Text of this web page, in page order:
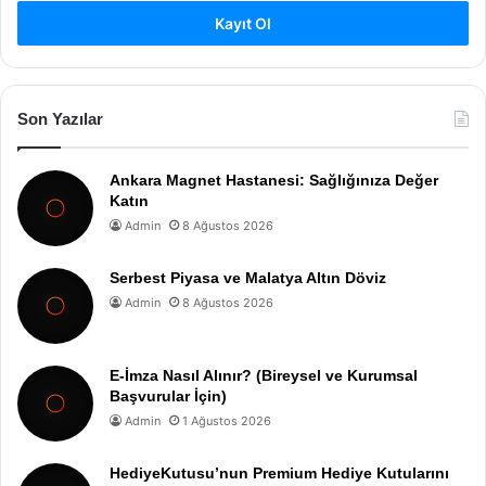
Kayıt Ol
Son Yazılar
Ankara Magnet Hastanesi: Sağlığınıza Değer
Katın
Admin 8 Ağustos 2026
Serbest Piyasa ve Malatya Altın Döviz
Admin 8 Ağustos 2026
E-İmza Nasıl Alınır? (Bireysel ve Kurumsal
Başvurular İçin)
Admin 1 Ağustos 2026
HediyeKutusu’nun Premium Hediye Kutularını